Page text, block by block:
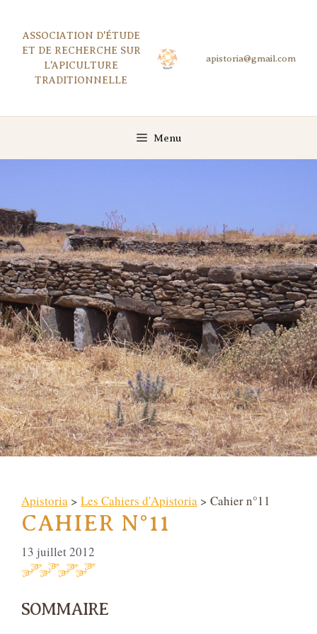
contenuASSOCIATION D'ÉTUDE
ET DE RECHERCHE SUR
L'APICULTURE
TRADITIONNELLE
Menu
Apistoria > Les Cahiers d'Apistoria > Cahier n°11
CAHIER N°11
13 juillet 2012
SOMMAIRE